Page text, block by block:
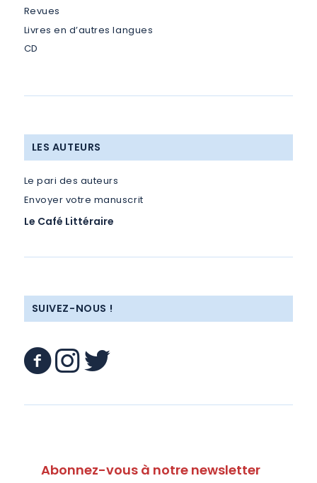
Revues
Livres en d’autres langues
CD
LES AUTEURS
Le pari des auteurs
Envoyer votre manuscrit
Le Café Littéraire
SUIVEZ-NOUS !
Abonnez-vous à notre newsletter